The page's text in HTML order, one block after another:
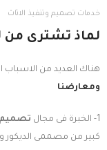
خدمات تصميم وتنفيذ الاثاث
لماذ تشترى من
هناك العديد من الاسباب
ومعارضنا
1- الخبرة فى مجال تصميم
كبير من مصممى الديكور